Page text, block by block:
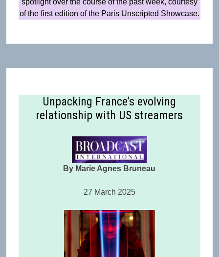
spotlight over the course of the past week, courtesy
of the first edition of the Paris Unscripted Showcase.
Unpacking France’s evolving
relationship with US streamers
By Marie Agnes Bruneau
27 March 2025